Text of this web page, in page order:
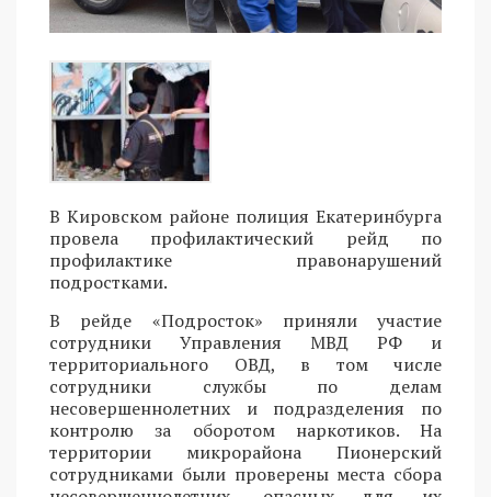
В Кировском районе полиция Екатеринбурга
провела профилактический рейд по
профилактике правонарушений
подростками.
В рейде «Подросток» приняли участие
сотрудники Управления МВД РФ и
территориального ОВД, в том числе
сотрудники службы по делам
несовершеннолетних и подразделения по
контролю за оборотом наркотиков. На
территории микрорайона Пионерский
сотрудниками были проверены места сбора